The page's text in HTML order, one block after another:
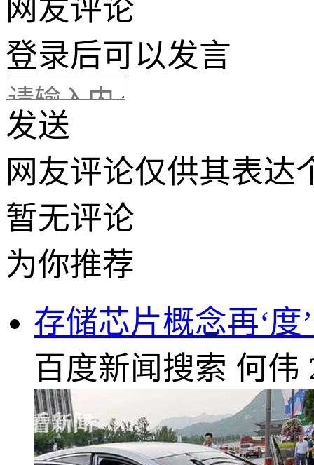
网友评论
登录后可以发言
发送
网友评论仅供其表达
暂无评论
为你推荐
存储芯片概念再‘
百度新闻搜索 何伟